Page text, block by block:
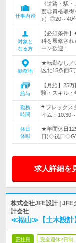
仕事内容
《道路・駅
度◎資格取得
♪）◎20～40
対象と
なる方
【必須条件
科を履修さ
ーン歓迎！
勤務地
★転勤なし／
区北15条西5
給与
【月給】25
験・スキル
勤務
時間
# フレックス
イム：10:30
休日
休暇
★年間休日
日)◇祝日
求人詳細を
株式会社JFE設計 | JFE
計会社
≪福山≫【土木設計
正社員 完全週休2日制